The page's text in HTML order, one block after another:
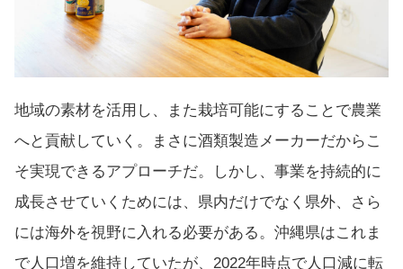
地域の素材を活用し、また栽培可能にすることで農業
へと貢献していく。まさに酒類製造メーカーだからこ
そ実現できるアプローチだ。しかし、事業を持続的に
成長させていくためには、県内だけでなく県外、さら
には海外を視野に入れる必要がある。沖縄県はこれま
で人口増を維持していたが、2022年時点で人口減に転